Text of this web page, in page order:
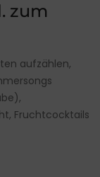
zum
aufzählen,
Fruchtcocktails